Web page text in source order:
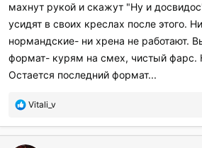
махнут рукой и скажут "Ну и
усидят в своих креслах после этого.
нормандские- ни хрена не работают.
формат- курям на смех, чистый фарс.
Остается последний формат...
П
б
л
Vitali_v